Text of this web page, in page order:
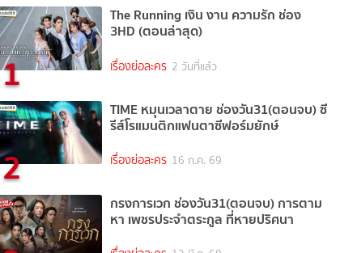
1
The Running เงิน งาน ความรัก ช่อง
3HD (ตอนล่าสุด)
เรื่องย่อละคร 2 วันที่แล้ว
2
TIME หมุนเวลาตาย ช่องวัน31(ตอนจบ) ซี
รีส์โรแมนติกแฟนตาซีฟอร์มยักษ์
เรื่องย่อละคร 16 ก.ค. 69
กรงการเวก ช่องวัน31(ตอนจบ) การตาม
หา เพชรประจำตระกูล ที่หายปริศนา